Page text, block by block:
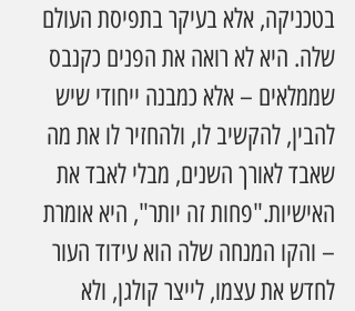
בטכניקה, אלא בעיקר בתפיסת העולם
שלה. היא לא רואה את הפנים כקנבס
שממלאים – אלא כמבנה ייחודי שיש
להבין, להקשיב לו, ולהחזיר לו את מה
שאבד לאורך השנים, מבלי לאבד את
האישיות."פחות זה יותר", היא אומרת
– והקו המנחה שלה הוא עידוד העור
לחדש את עצמו, לייצר קולגן, ולא